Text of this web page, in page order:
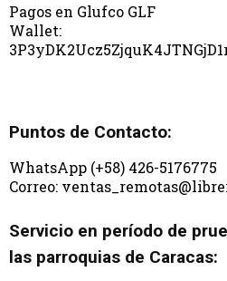
Pagos en Glufco GLF
Wallet:
Puntos de Contacto:
WhatsApp (+58) 426-5176775
Correo:
Servicio en período de
las parroquias de Caracas: